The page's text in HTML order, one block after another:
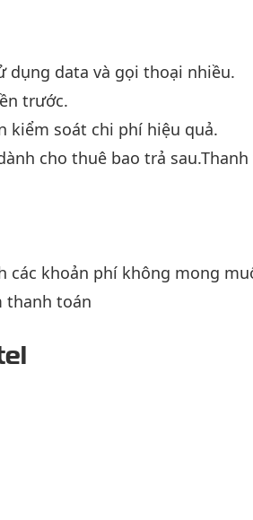
dụng data và gọi thoại nhiều.
trước.
kiểm soát chi phí hiệu quả.
cho thuê bao trả
các khoản phí không mong
thanh toán